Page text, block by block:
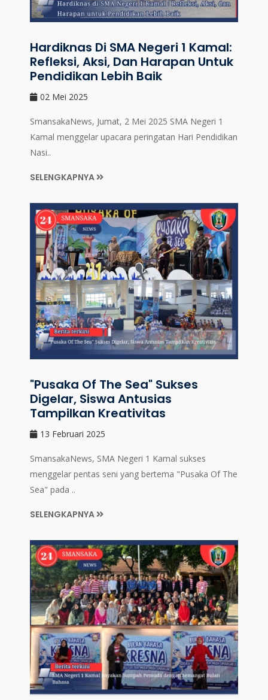
Hardiknas Di SMA Negeri 1 Kamal:
Refleksi, Aksi, Dan Harapan Untuk
Pendidikan Lebih Baik
02 Mei 2025
SmansakaNews, Jumat, 2 Mei 2025 SMA Negeri 1
Kamal menggelar upacara peringatan Hari Pendidikan
Nasi..
SELENGKAPNYA
"Pusaka Of The Sea" Sukses
Digelar, Siswa Antusias
Tampilkan Kreativitas
13 Februari 2025
SmansakaNews, SMA Negeri 1 Kamal sukses
menggelar pentas seni yang bertema "Pusaka Of The
Sea" pada ..
SELENGKAPNYA